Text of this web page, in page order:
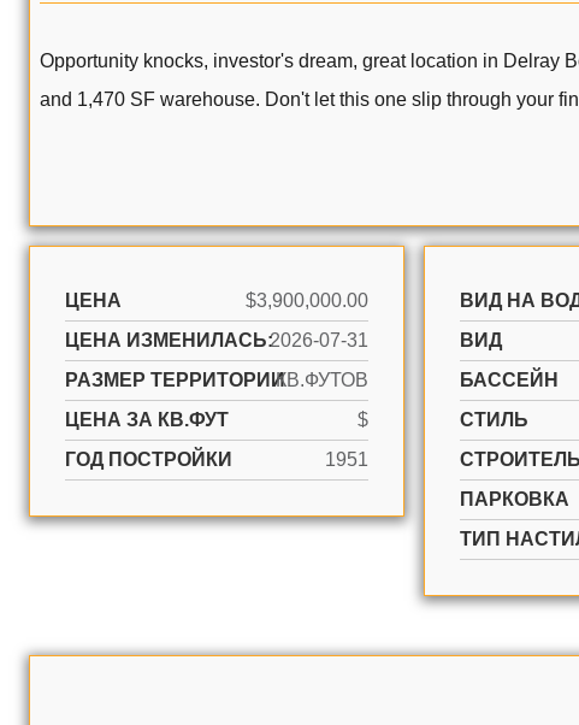
Opportunity knocks, investor's dream, great location in Delray
and 1,470 SF warehouse. Don't let this one slip through your
ЦЕНА
$3,900,000.00
ЦЕНА ИЗМЕНИЛАСЬ:2026-07-31
РАЗМЕР ТЕРРИТОРИИКВ.ФУТОВ
ЦЕНА ЗА КВ.ФУТ
$
ГОД ПОСТРОЙКИ
1951
ВИД НА
ВИД
БАССЕЙН
СТИЛЬ
ПАРКОВКА
ТИП